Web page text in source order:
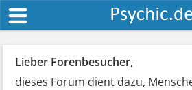
Lieber Forenbesucher,
dieses Forum dient dazu,